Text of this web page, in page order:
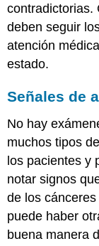
contradictorias.
deben seguir
atención
estado.
Señales de
No hay
muchos tipos
los pacientes y
notar signos
de los
puede haber
buena manera